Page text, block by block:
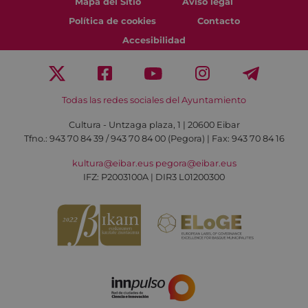
Política de cookies
Contacto
Accesibilidad
Todas las redes sociales del Ayuntamiento
Cultura - Untzaga plaza, 1 | 20600 Eibar
Tfno.: 943 70 84 39 / 943 70 84 00 (Pegora) | Fax: 943 70 84 16
kultura@eibar.eus pegora@eibar.eus
IFZ: P2003100A | DIR3 L01200300